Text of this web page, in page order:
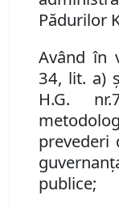
Pădurilor
Având în
34, lit. a)
H.G. nr.
prevederi
publice;